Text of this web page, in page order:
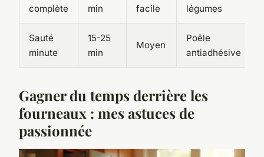
complète
min
facile
légumes
Sauté
minute
15-25
min
Moyen
Poêle
antiadhésive
Gagner du temps derrière les
fourneaux : mes astuces de
passionnée